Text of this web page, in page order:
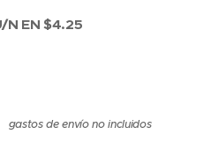
N EN $4.25
gastos de envío no incluidos